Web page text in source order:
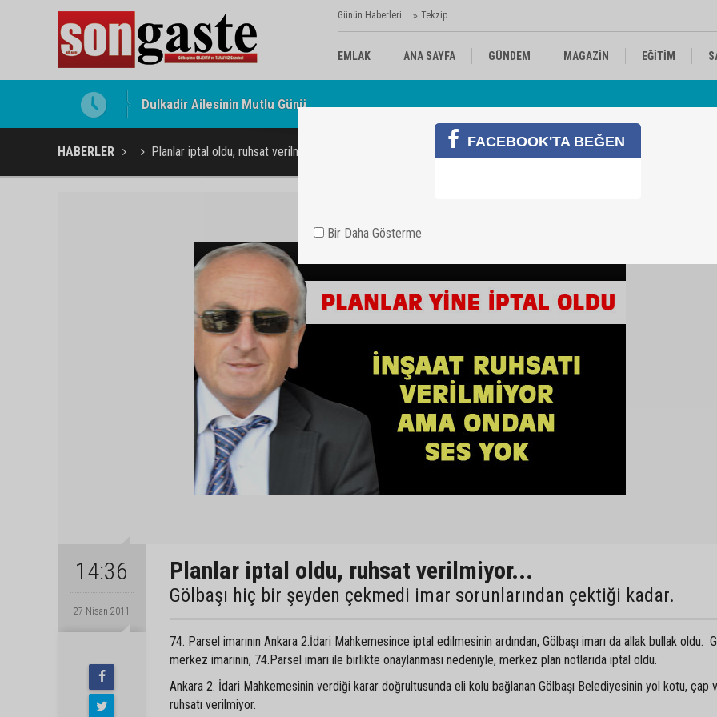
Günün Haberleri Tekzip
EMLAK ANA SAYFA GÜNDEM MAGAZİN EĞİTİM
Gölbaşı Esnafının Sesi Ankara Kalkınma Ajansı'nda
HABERLER Planlar iptal oldu, ruhsat verilmiyor...
14:36
27 Nisan 2011
Planlar iptal oldu, ruhsat verilmiyor...
Gölbaşı hiç bir şeyden çekmedi imar sorunlarından çektiği kadar.
74. Parsel imarının Ankara 2.İdari Mahkemesince iptal edilmesinin ardından, Gölbaşı imarı da allak bullak oldu.
merkez imarının, 74.Parsel imarı ile birlikte onaylanması nedeniyle, merkez plan notlarıda iptal oldu.
Ankara 2. İdari Mahkemesinin verdiği karar doğrultusunda eli kolu bağlanan Gölbaşı Belediyesinin yol kotu, çap
ruhsatı verilmiyor.
FACEBOOK'TA BEĞEN
Bir Daha Gösterme